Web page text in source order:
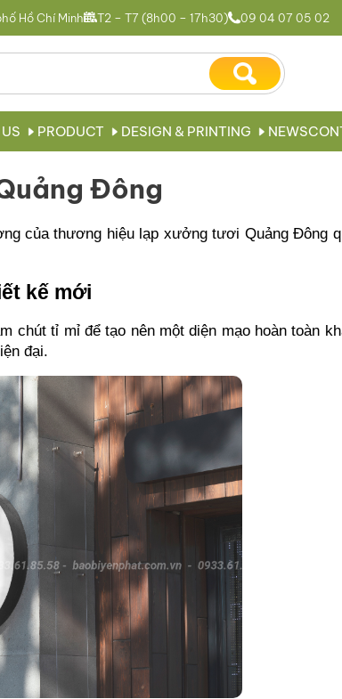
Hồ Chí Minh T2 – T7 (8h00 – 17h30) 09 04 07 05 02
PRODUCT DESIGN & PRINTING NEWS
Đông
của thương hiệu lạp xưởng tươi Quảng Đông
kế mới
chút tỉ mỉ để tạo nên một diện mạo hoàn toàn
đại.